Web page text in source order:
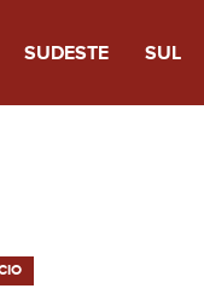
SUDESTE SUL